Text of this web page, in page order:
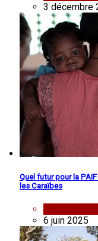
3 décembre
Quel futur pour la
les Caraïbes
6 juin 2025